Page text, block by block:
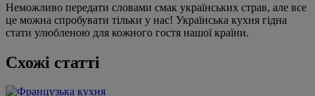
Неможливо передати словами смак українських страв, але все
це можна спробувати тільки у нас! Українська кухня гідна
стати улюбленою для кожного гостя нашої країни.
Схожі статті